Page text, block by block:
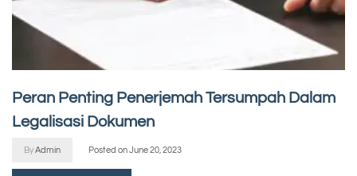
Peran Penting Penerjemah Tersumpah Dalam
Legalisasi Dokumen
ByAdmin Posted onJune 20, 2023